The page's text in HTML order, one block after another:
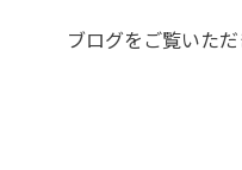
ブログをご覧いた